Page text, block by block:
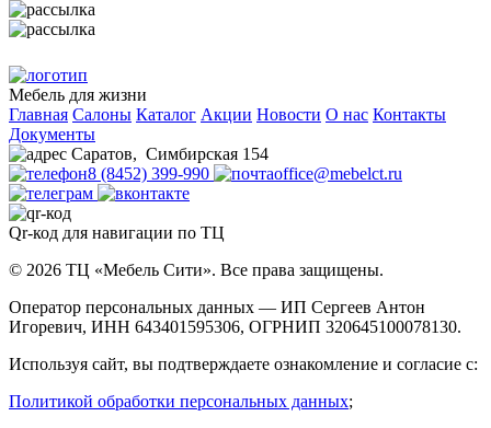
Мебель для жизни
Главная Салоны Каталог Акции Новости О нас Контакты
Документы
Саратов, Симбирская 154
8 (8452) 399-990
office@mebelct.ru
Qr-код для навигации по ТЦ
© 2026 ТЦ «Мебель Сити». Все права защищены.
Оператор персональных данных — ИП Сергеев Антон
Игоревич, ИНН 643401595306, ОГРНИП 320645100078130.
Используя сайт, вы подтверждаете ознакомление и согласие с:
Политикой обработки персональных данных;